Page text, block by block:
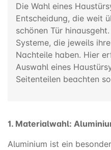
Die Wahl eines
Entscheidung, die weit
schönen Tür
Systeme, die jeweils
Nachteile haben. Hier
Auswahl eines
Seitenteilen beachten
1. Materialwahl:
Aluminium ist ein